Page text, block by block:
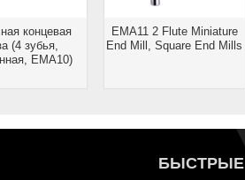
концевая
(4 зубья,
EMA10)
EMA11 2 Flute Miniature
End Mill, Square End Mills
БЫСТРЫЕ